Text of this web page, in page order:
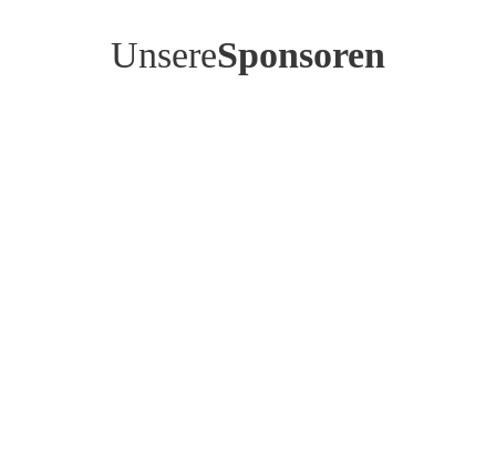
UnsereSponsoren